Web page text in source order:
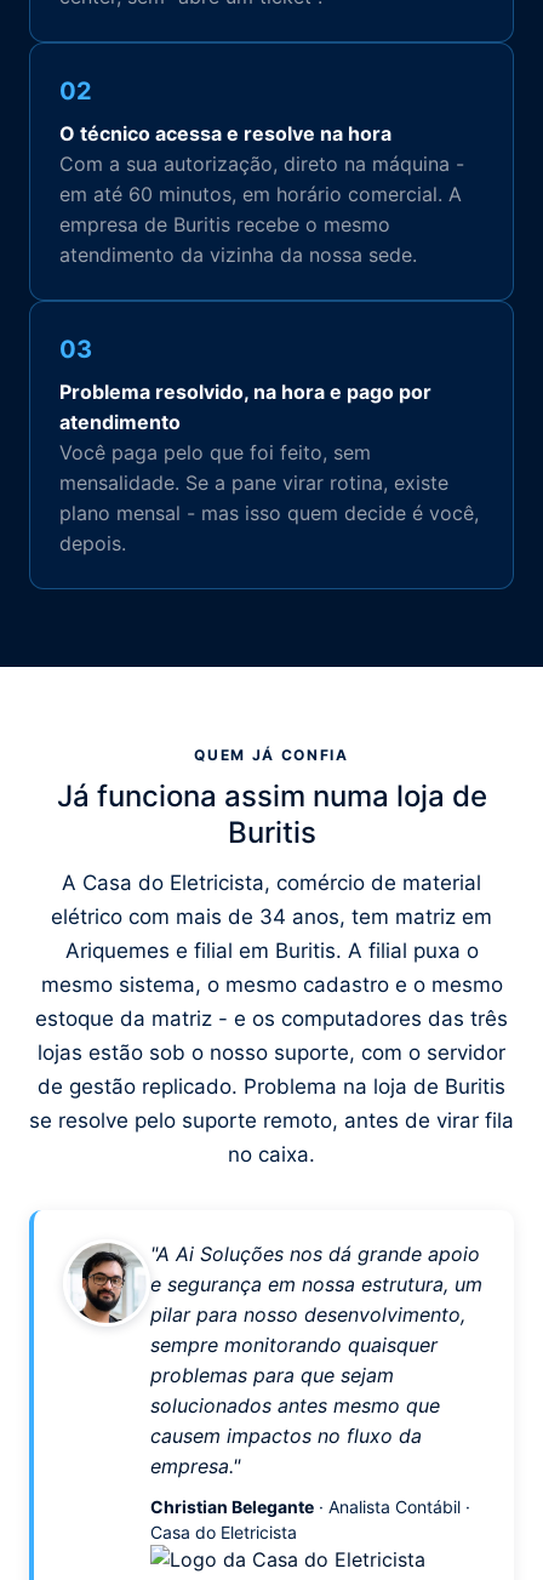
02
O técnico acessa e resolve na hora
Com a sua autorização, direto na máquina -
em até 60 minutos, em horário comercial. A
empresa de Buritis recebe o mesmo
atendimento da vizinha da nossa sede.
03
Problema resolvido, na hora e pago por
atendimento
Você paga pelo que foi feito, sem
mensalidade. Se a pane virar rotina, existe
plano mensal - mas isso quem decide é você,
depois.
QUEM JÁ CONFIA
Já funciona assim numa loja de
Buritis
A Casa do Eletricista, comércio de material
elétrico com mais de 34 anos, tem matriz em
Ariquemes e filial em Buritis. A filial puxa o
mesmo sistema, o mesmo cadastro e o mesmo
estoque da matriz - e os computadores das três
lojas estão sob o nosso suporte, com o servidor
de gestão replicado. Problema na loja de Buritis
se resolve pelo suporte remoto, antes de virar fila
no caixa.
"A Ai Soluções nos dá grande apoio
e segurança em nossa estrutura, um
pilar para nosso desenvolvimento,
sempre monitorando quaisquer
problemas para que sejam
solucionados antes mesmo que
causem impactos no fluxo da
empresa."
Christian Belegante · Analista Contábil ·
Casa do Eletricista